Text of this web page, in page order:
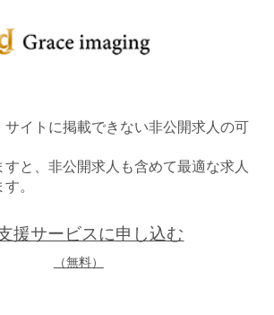
タル・メディア・ゲーム）
ハード・周辺機器
サイトに掲載できない非公開求人の可
すと、非公開求人も含めて最適な求人
。
援サービスに申し込む
（無料）